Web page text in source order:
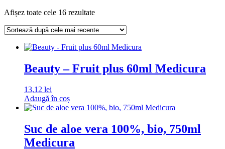
Afișez toate cele 16 rezultateSortat
cele
recente
Beauty – Fruit plus 60ml Medicura
13,12 lei
Adaugă în coș
Suc de aloe vera 100%, bio, 750ml
Medicura